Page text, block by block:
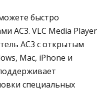
быстро
AC3. VLC Media Player
AC3 с открытым
Mac, iPhone и
специальных